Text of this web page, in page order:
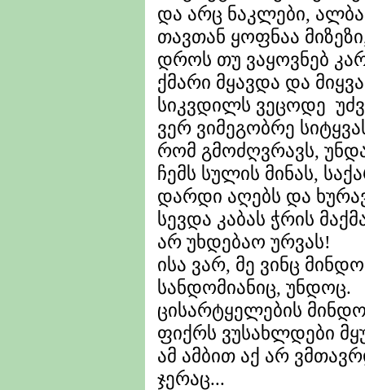
და არც ნაკლები,
თავთან ყოფნაა
დროს თუ ვაყოვნებ
ქმარი მყავდა და
სიკვდილს ვეცოდე
ვერ ვიმეგობრე
რომ გმოძღვრავს,
ჩემს სულის მინას,
დარდი აღებს და
სევდა კაბას ჭრის
არ უხდებაო ურვას!
ისა ვარ, მე ვინც
სანდომიანიც, უნდოც.
ცისარტყელების
ფიქრს ვუსახლდები
ამ ამბით აქ არ
ჯერაც...